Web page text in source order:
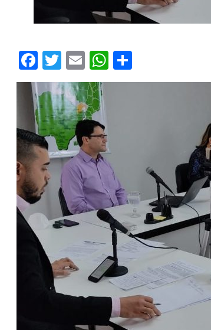
Facebook
Twitter
EmailWhatsApp